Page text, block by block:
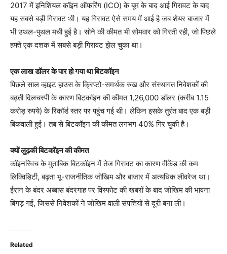
2017 में इनिशियल कॉइन ऑफरिंग (ICO) के बूम के बाद आई गिरावट के बाद
यह सबसे बड़ी गिरावट थी। यह गिरावट ऐसे समय में आई है जब शेयर बाजार में
भी उथल-पुथल मची हुई है। सोने की कीमत भी सोमवार को गिरती रही, जो पिछले
हफ्ते एक दशक में सबसे बड़ी गिरावट झेल चुका था।
एक लाख डॉलर के पार हो गया था बिटकॉइन
पिछले साल व्हाइट हाउस के क्रिप्टो-समर्थक रुख और संस्थागत निवेशकों की
बढ़ती दिलचस्पी के कारण बिटकॉइन की कीमत 1,26,000 डॉलर (करीब 1.15
करोड़ रुपये) के रिकॉर्ड स्तर पर पहुंच गई थी। लेकिन इसके तुरंत बाद एक बड़ी
बिकवाली हुई। तब से बिटकॉइन की कीमत लगभग 40% गिर चुकी है।
क्यों लुढ़की बिटकॉइन की कीमत
कॉइनस्विच के मुताबिक बिटकॉइन में तेज गिरावट का कारण वीकेंड की कम
लिक्विडिटी, बढ़ता भू-राजनीतिक जोखिम और बाजार में अत्यधिक लीवरेज था।
ईरान के बंदर अब्बास बंदरगाह पर विस्फोट की खबरों के बाद जोखिम की भावना
बिगड़ गई, जिससे निवेशकों ने जोखिम वाली संपत्तियों से दूरी बना ली।
Related